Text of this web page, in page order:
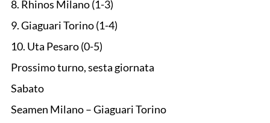
8. Rhinos Milano (1-3)
9. Giaguari Torino (1-4)
10. Uta Pesaro (0-5)
Prossimo turno, sesta giornata
Sabato
Seamen Milano – Giaguari Torino